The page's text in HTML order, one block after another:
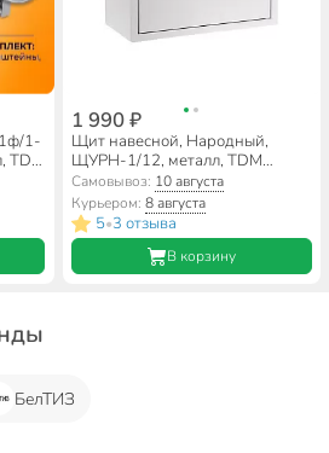
1-
TDM
1 990 ₽
Щит навесной, Народный,
ЩУРН-1/12, металл, TDM
Electric, 40х30х14.5 см,
SQ0905-0801
Самовывоз: 10 августа
Курьером: 8 августа
5•3 отзыва
В корзину
БелТИЗ